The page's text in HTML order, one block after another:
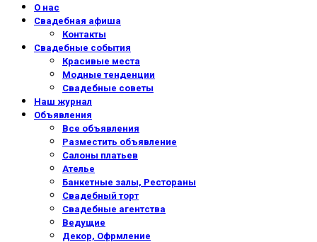
О нас
Свадебная афиша
Контакты
Свадебные события
Красивые места
Модные тенденции
Свадебные советы
Наш журнал
Объявления
Все объявления
Разместить объявление
Салоны платьев
Ателье
Банкетные залы, Рестораны
Свадебный торт
Свадебные агентства
Ведущие
Декор, Офрмление